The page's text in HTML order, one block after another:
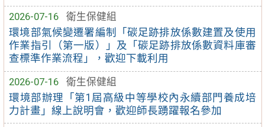
2026-07-16
衛生保健組
環境部氣候變遷署編制「碳足跡排放係數建置及使用
作業指引（第一版）」及「碳足跡排放係數資料庫審
查標準作業流程」，歡迎下載利用
2026-07-16
衛生保健組
環境部辦理「第1屆高級中等學校內永續部門養成培
力計畫」線上說明會，歡迎師長踴躍報名參加